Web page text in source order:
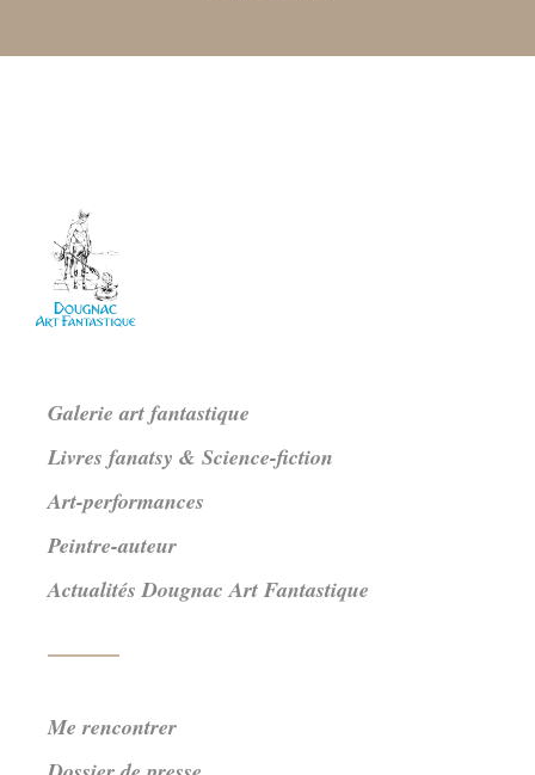
Galerie art fantastique
Livres fanatsy & Science-fiction
Art-performances
Peintre-auteur
Actualités Dougnac Art Fantastique
Me rencontrer